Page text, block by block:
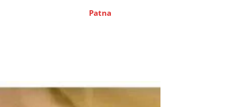
Patna